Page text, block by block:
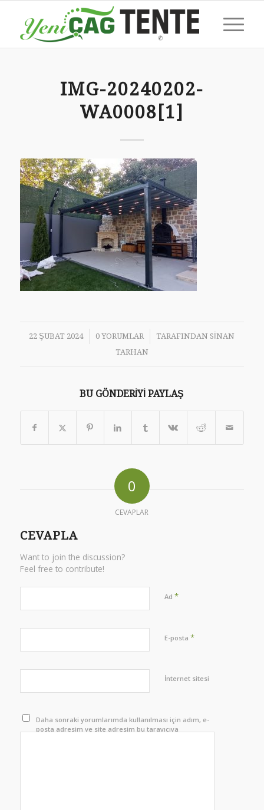
IMG-20240202-
WA0008[1]
22 ŞUBAT 2024
/ 0 YORUMLAR
/ TARAFINDANSINAN
TARHAN
BU GÖNDERIYI PAYLAŞ
0
CEVAPLAR
CEVAPLA
Want to join the discussion?
Feel free to contribute!
Ad *
E-posta *
İnternet sitesi
Daha sonraki yorumlarımda kullanılması için adım, e-
posta adresim ve site adresim bu tarayıcıya